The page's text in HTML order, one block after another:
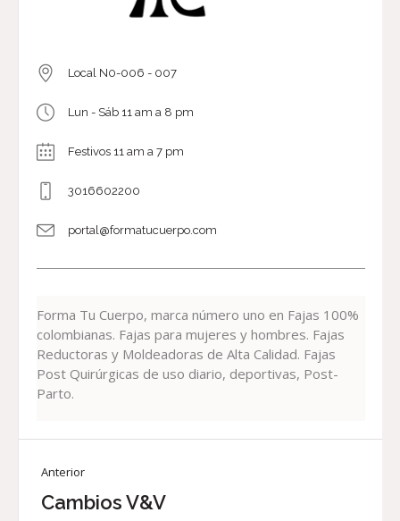
Local N0-006 - 007
Lun - Sáb 11 am a 8 pm
Festivos 11 am a 7 pm
3016602200
portal@formatucuerpo.com
Forma Tu Cuerpo, marca número uno en Fajas 100%
colombianas. Fajas para mujeres y hombres. Fajas
Reductoras y Moldeadoras de Alta Calidad. Fajas
Post Quirúrgicas de uso diario, deportivas, Post-
Parto.
Anterior
Cambios V&V